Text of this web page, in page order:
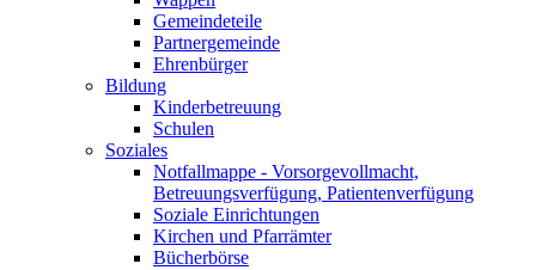
Gemeindeteile
Partnergemeinde
Ehrenbürger
Bildung
Kinderbetreuung
Schulen
Soziales
Notfallmappe - Vorsorgevollmacht,
Betreuungsverfügung, Patientenverfügung
Soziale Einrichtungen
Kirchen und Pfarrämter
Bücherbörse